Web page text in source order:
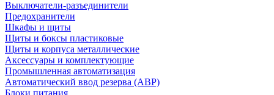
Выключатели-разъединители
Предохранители
Шкафы и щиты
Щиты и боксы пластиковые
Щиты и корпуса металлические
Аксессуары и комплектующие
Промышленная автоматизация
Автоматический ввод резерва (АВР)
Блоки питания